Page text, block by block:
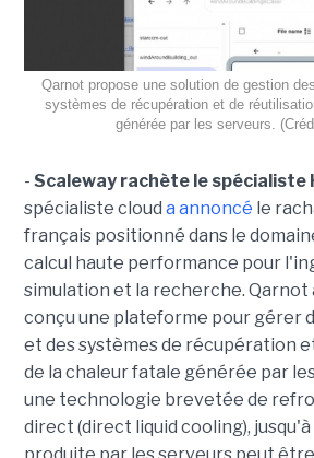
Qarnot propose une solution de gestion
systèmes de récupération et de
générée par les serveurs.
- Scaleway rachète le spécialiste
spécialiste cloud a annoncé le
français positionné dans le
calcul haute performance pour
simulation et la recherche. Qarnot
conçu une plateforme pour gérer
et des systèmes de récupération
de la chaleur fatale générée par
une technologie brevetée de
direct (direct liquid cooling),